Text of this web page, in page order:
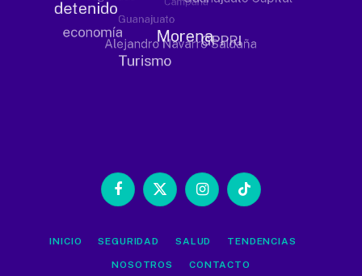
Facebook
X
InstagramTikTok
INICIO SEGURIDAD SALUD TENDENCIAS
NOSOTROS CONTACTO